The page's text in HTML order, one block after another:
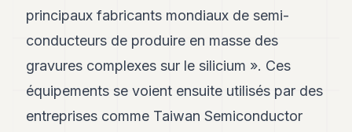
Andy
6
5
Andy
principaux fabricants mondiaux de semi-
conducteurs de produire en masse des
gravures complexes sur le silicium ». Ces
équipements se voient ensuite utilisés par des
entreprises comme Taiwan Semiconductor